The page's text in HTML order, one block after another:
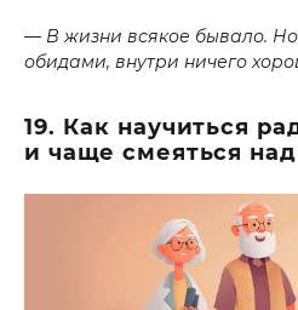
— В жизни всякое бывало.
обидами, внутри ничего
19. Как научиться
и чаще смеяться